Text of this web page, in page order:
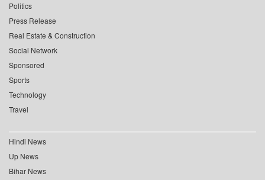
Politics
Press Release
Real Estate & Construction
Social Network
Sponsored
Sports
Technology
Travel
Hindi News
Up News
Bihar News